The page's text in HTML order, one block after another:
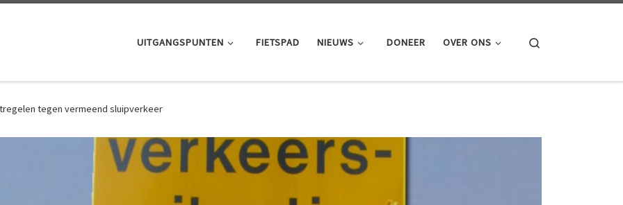
UITGANGSPUNTEN FIETSPAD NIEUWS DONEER OVER ONS
tegen vermeend sluipverkeer